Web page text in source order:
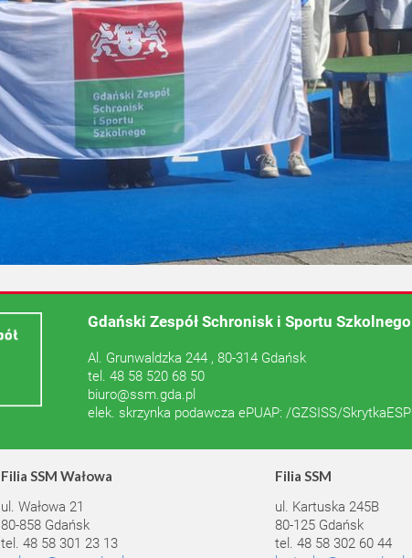
Gdański Zespół Schronisk i Sportu Szkolnego
Al. Grunwaldzka 244 , 80-314 Gdańsk
tel. 48 58 520 68 50
biuro@ssm.gda.pl
elek. skrzynka podawcza ePUAP: /GZSISS/SkrytkaESP
Filia SSM Wałowa
ul. Wałowa 21
80-858 Gdańsk
tel. 48 58 301 23 13
Filia SSM
ul. Kartuska 245B
80-125 Gdańsk
tel. 48 58 302 60 44